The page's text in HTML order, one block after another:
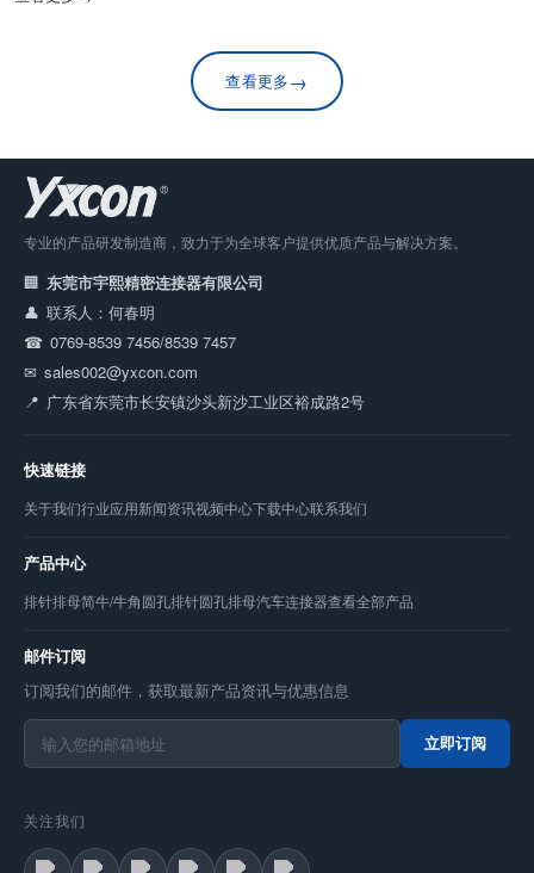
查看更多→
专业的产品研发制造商，致力于为全球客户提供优质产品与解决方案。
东莞市宇熙精密连接器有限公司
联系人：何春明
0769-8539 7456/8539 7457
sales002@yxcon.com
广东省东莞市长安镇沙头新沙工业区裕成路2号
快速链接
关于我们行业应用新闻资讯视频中心下载中心联系我们
产品中心
排针排母简牛/牛角圆孔排针圆孔排母汽车连接器查看全部产品
邮件订阅
订阅我们的邮件，获取最新产品资讯与优惠信息
立即订阅
关注我们